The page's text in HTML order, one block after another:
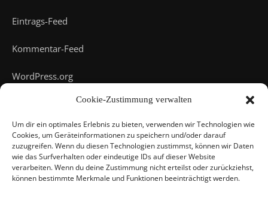
Cookie-Zustimmung verwalten
Um dir ein optimales Erlebnis zu bieten, verwenden wir Technologien wie
Cookies, um Geräteinformationen zu speichern und/oder darauf
zuzugreifen. Wenn du diesen Technologien zustimmst, können wir Daten
wie das Surfverhalten oder eindeutige IDs auf dieser Website
verarbeiten. Wenn du deine Zustimmung nicht erteilst oder zurückziehst,
können bestimmte Merkmale und Funktionen beeinträchtigt werden.
Eintrags-Feed
Kommentar-Feed
WordPress.org